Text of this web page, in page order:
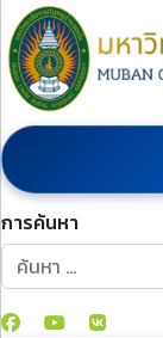
การค้นหา
การค้นหา